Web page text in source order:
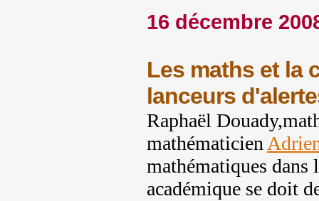
16 décembre
Les maths et la
lanceurs
Raphaël
mathématicien
mathématiques
académique se doit